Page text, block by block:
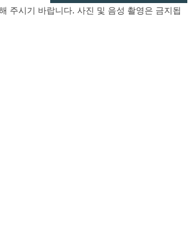
주시기 바랍니다. 사진 및 음성 촬영은 금지됩